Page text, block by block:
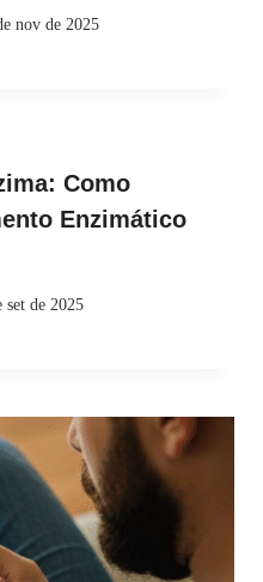
nov de 2025
Como
Enzimático
set de 2025